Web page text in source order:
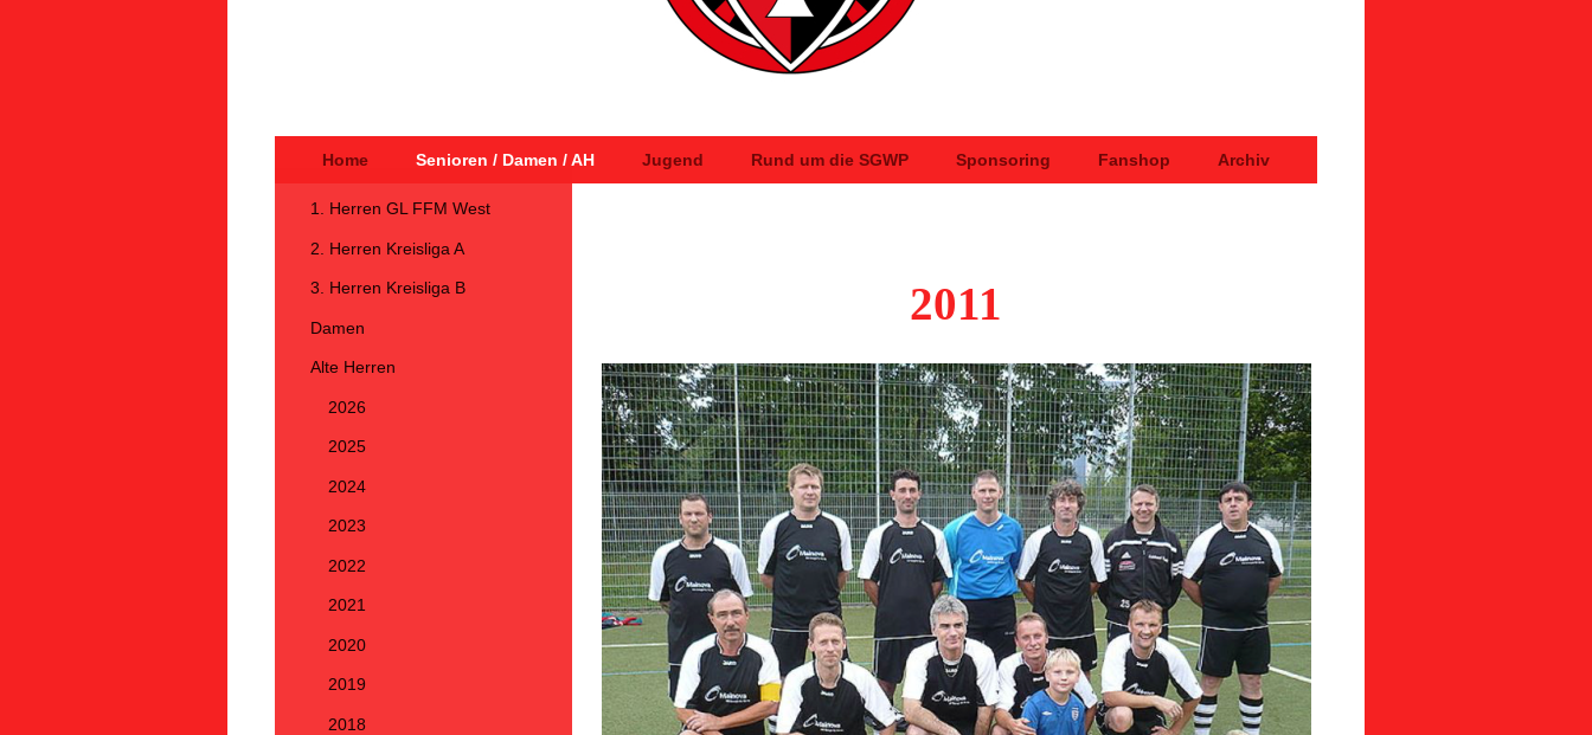
Home Senioren / Damen / AH Jugend Rund um die SGWP Sponsoring Fanshop Archiv
Eine Heimat - Ein Verein
SG WEHRHEIM / PFAFFENWIESBACH
2011
1. Herren GL FFM West
2. Herren Kreisliga A
3. Herren Kreisliga B
Damen
Alte Herren
2026
2025
2024
2023
2022
2021
2020
2019
2018